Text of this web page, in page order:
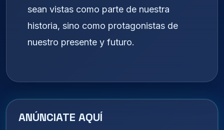
sean vistas como parte de nuestra
historia, sino como protagonistas de
nuestro presente y futuro.
ANÚNCIATE AQUÍ